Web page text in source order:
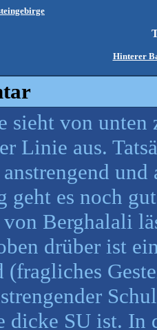
Hinterer
sieht von
Linie aus.
geht es noch
Berghalali
drüber ist
(fragliches
dicke SU ist. In